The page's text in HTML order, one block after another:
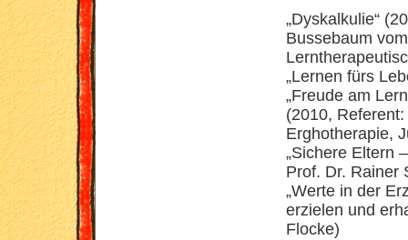
„Dyskalkulie“
Bussebaum
„Lernen fürs
„Freude am
(2010,
Erghotherapie,
„Sichere Eltern
Prof. Dr. Rainer
„Werte in der
erzielen und
Flocke)